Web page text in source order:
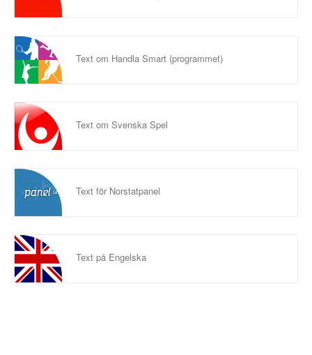
Text om Handla Smart (programmet)
Text om Svenska Spel
Text för Norstatpanel
Text på Engelska